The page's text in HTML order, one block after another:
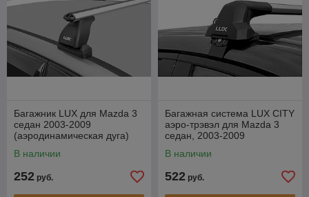
Багажник LUX для Mazda 3
седан 2003-2009
(аэродинамическая дуга)
В наличии
252 руб.
Багажная система LUX CITY
аэро-трэвэл для Mazda 3
седан, 2003-2009
В наличии
522 руб.